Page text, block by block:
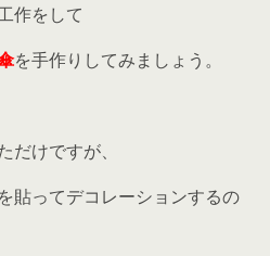
作をして
を手作りしてみましょう。
けですが、
貼ってデコレーションするの